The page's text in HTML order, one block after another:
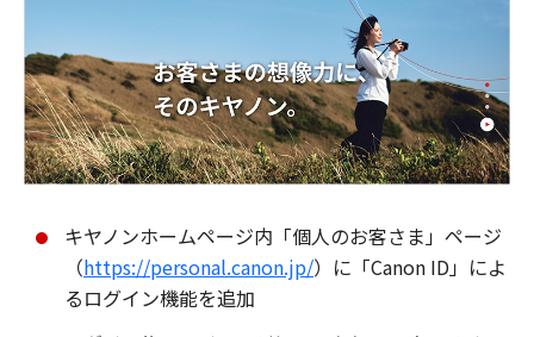
キヤノンホームページ内「個人のお客さま」ページ
（https://personal.canon.jp/）に「Canon ID」によ
るログイン機能を追加